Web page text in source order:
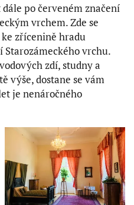
po červeném značení
vrchem. Zde se
zřícenině hradu
Starozámeckého vrchu.
zdí, studny a
výše, dostane se vám
je nenáročného